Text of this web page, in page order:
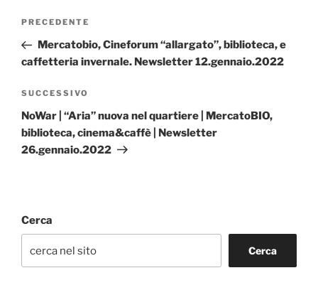
Navigazione
Articolo
precedente:
PRECEDENTE
Mercatobio, Cineforum “allargato”, biblioteca, e
caffetteria invernale. Newsletter 12.gennaio.2022
Articolo
successivo
SUCCESSIVO
NoWar | “Aria” nuova nel quartiere | MercatoBIO,
biblioteca, cinema&caffè | Newsletter
26.gennaio.2022
Cerca
Cerca